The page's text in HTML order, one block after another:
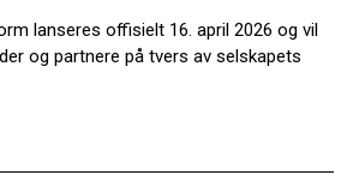
lanseres offisielt 16. april 2026 og vil
og partnere på tvers av selskapets